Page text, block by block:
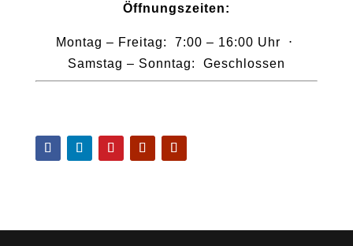
Öffnungszeiten:
Montag – Freitag: 7:00 – 16:00 Uhr ⋅
Samstag – Sonntag: Geschlossen